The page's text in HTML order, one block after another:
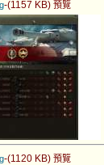
-(1157 KB) 預覽
-(1120 KB) 預覽